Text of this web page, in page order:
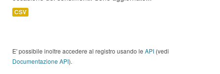
CSV
E' possibile inoltre accedere al registro usando le API (vedi
Documentazione API).